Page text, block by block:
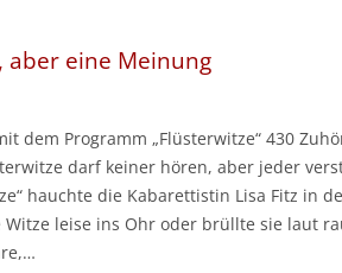
aber eine Meinung
dem Programm „Flüsterwitze“ 430
darf keiner hören, aber jeder
hauchte die Kabarettistin Lisa Fitz in
leise ins Ohr oder brüllte sie laut